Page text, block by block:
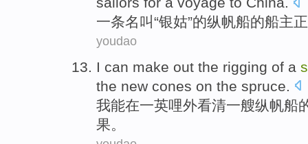
一条名叫“银姑”的纵帆船的船主正
youdao
I can make out the rigging of a
the new cones on the spruce
我能在一英哩外看清一艘纵帆船
果 。